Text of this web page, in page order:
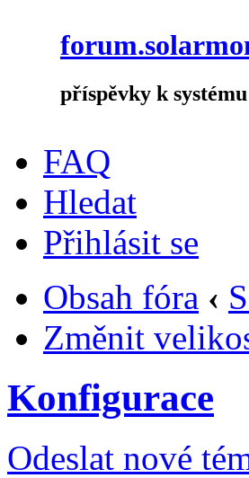
příspěvky k
FAQ
Hledat
Přihlásit se
Obsah fóra ‹
Změnit
Konfigurace
Odeslat nové